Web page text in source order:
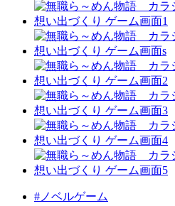
#ノベルゲーム